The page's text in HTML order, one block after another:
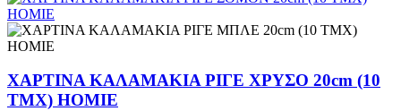
ΧΑΡΤΙΝΑ ΚΑΛΑΜΑΚΙΑ ΡΙΓΕ ΧΡΥΣΟ 20cm (10
ΤΜΧ) HOMIE